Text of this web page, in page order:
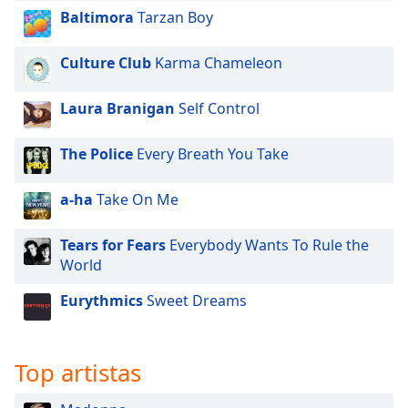
dialog
Escape
cancel
and
close
window.
Color
Opacity
Background
Baltimora Tarzan Boy
Culture Club Karma Chameleon
Laura Branigan Self Control
The Police Every Breath You Take
a-ha Take On Me
Tears for Fears Everybody Wants To Rule the
World
EurythmicsSweet Dreams
Top artistas